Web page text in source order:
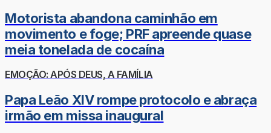
Motorista abandona caminhão em
movimento e foge; PRF apreende quase
meia tonelada de cocaína
EMOÇÃO: APÓS DEUS, A FAMÍLIA
Papa Leão XIV rompe protocolo e abraça
irmão em missa inaugural